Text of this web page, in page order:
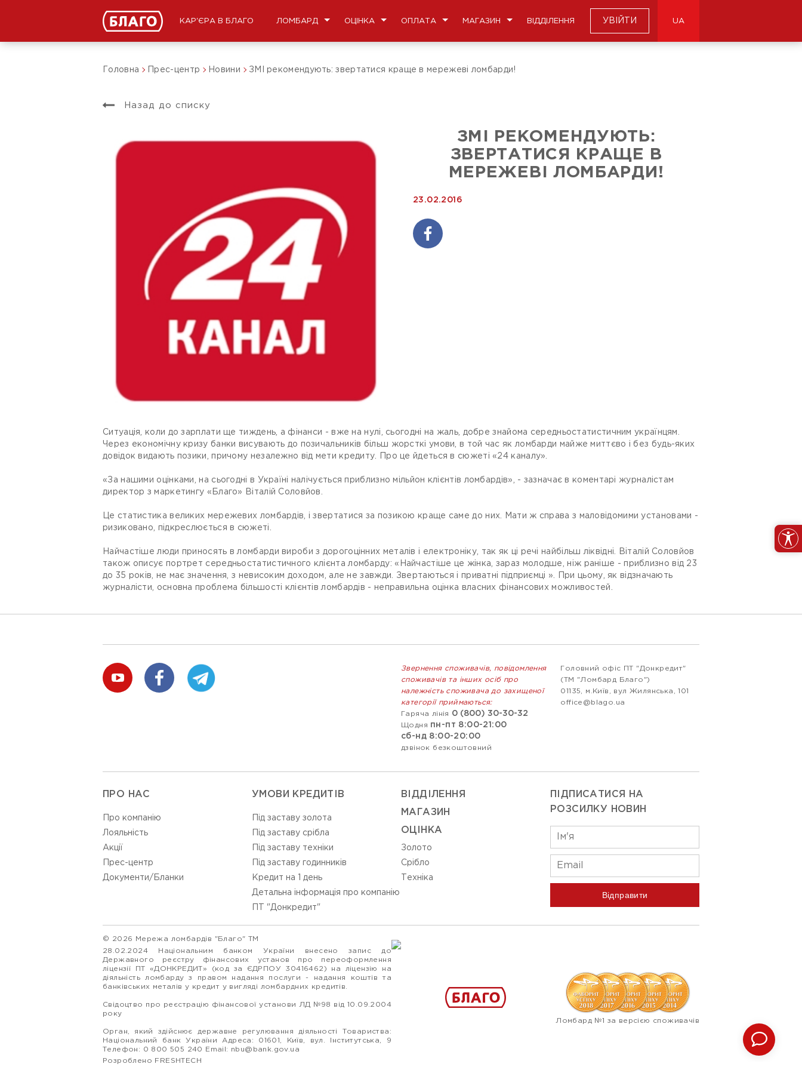
КАР'ЄРА В БЛАГО ЛОМБАРД ОЦІНКА ОПЛАТА МАГАЗИН ВІДДІЛЕННЯ УВІЙТИ UA
Головна Прес-центр Новини ЗМІ рекомендують: звертатися краще в мережеві ломбарди!
Назад до списку
ЗМІ РЕКОМЕНДУЮТЬ:
ЗВЕРТАТИСЯ КРАЩЕ В
МЕРЕЖЕВІ ЛОМБАРДИ!
23.02.2016
Ситуація, коли до зарплати ще тиждень, а фінанси - вже на нулі, сьогодні на жаль, добре знайома середньостатистичним українцям.
Через економічну кризу банки висувають до позичальників більш жорсткі умови, в той час як ломбарди майже миттєво і без будь-яких
довідок видають позики, причому незалежно від мети кредиту. Про це йдеться в сюжеті «24 каналу».
«За нашими оцінками, на сьогодні в Україні налічується приблизно мільйон клієнтів ломбардів», - зазначає в коментарі журналістам
директор з маркетингу «Благо» Віталій Соловйов.
Це статистика великих мережевих ломбардів, і звертатися за позикою краще саме до них. Мати ж справа з маловідомими установами -
ризиковано, підкреслюється в сюжеті.
Найчастіше люди приносять в ломбарди вироби з дорогоцінних металів і електроніку, так як ці речі найбільш ліквідні. Віталій Соловйов
також описує портрет середньостатистичного клієнта ломбарду: «Найчастіше це жінка, зараз молодше, ніж раніше - приблизно від 23
до 35 років, не має значення, з невисоким доходом, але не завжди. Звертаються і приватні підприємці ». При цьому, як відзначають
журналісти, основна проблема більшості клієнтів ломбардів - неправильна оцінка власних фінансових можливостей.
Звернення споживачів, повідомлення
споживачів та інших осіб про
належність споживача до захищеної
категорії приймаються:
Гаряча лінія
0 (800) 30-30-32
Щодня пн-пт 8:00-21:00
сб-нд 8:00-20:00
дзвінок безкоштовний
Головний офіс ПТ "Донкредит"
(ТМ "Ломбард Благо")
01135, м.Київ, вул Жилянська, 101
office@blago.ua
ПРО НАС
Про компанію
Лояльність
Акції
Прес-центр
Документи/Бланки
УМОВИ КРЕДИТІВ
Під заставу золота
Під заставу срібла
Під заставу техніки
Під заставу годинників
Кредит на 1 день
Детальна інформація про компанію
ПТ "Донкредит"
ВIДДIЛЕННЯ
МАГАЗИН
ОЦIНКА
Золото
Срiбло
Технiка
ПІДПИСАТИСЯ НА
РОЗСИЛКУ НОВИН
Відправити
© 2026 Мережа ломбардів "Благо" ТМ
28.02.2024 Національним банком України внесено запис до
Державного реєстру фінансових установ про переоформлення
ліцензії ПТ «ДОНКРЕДИТ» (код за ЄДРПОУ 30416462) на ліцензію на
діяльність ломбарду з правом надання послуги - надання коштів та
банківських металів у кредит у вигляді ломбардних кредитів.
Свідоцтво про реєстрацію фінансової установи ЛД №98 від 10.09.2004
року
Орган, який здійснює державне регулювання діяльності Товариства:
Національний банк України Адреса: 01601, Київ, вул. Інститутська, 9
Телефон: 0 800 505 240 Email: nbu@bank.gov.ua
Розроблено FRESHTECH
Ломбард №1 за версією споживачів